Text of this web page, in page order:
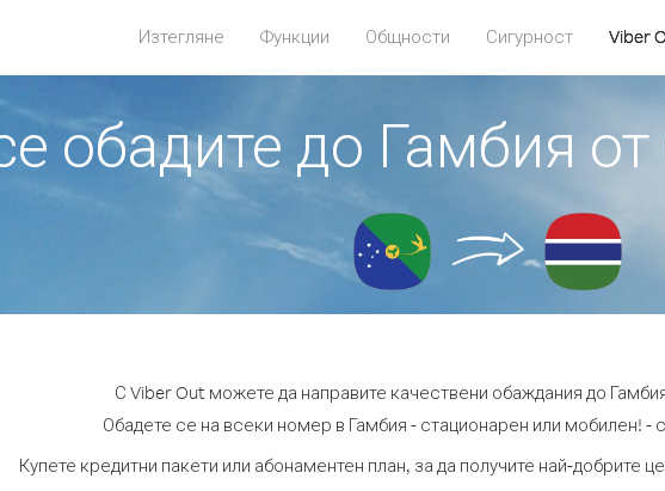
Изтегляне Функции Общности Сигурност Viber
обадите до Гамбия
С Viber Out можете да направите качествени обаждания до
Обадете се на всеки номер в Гамбия - стационарен или мобилен! -
Купете кредитни пакети или абонаментен план, за да получите най-добрите